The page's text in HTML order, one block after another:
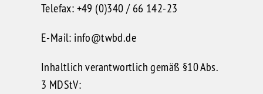
Telefax: +49 (0)340 / 66 142-23
E-Mail: info@twbd.de
Inhaltlich verantwortlich gemäß §10 Abs.
3 MDStV: